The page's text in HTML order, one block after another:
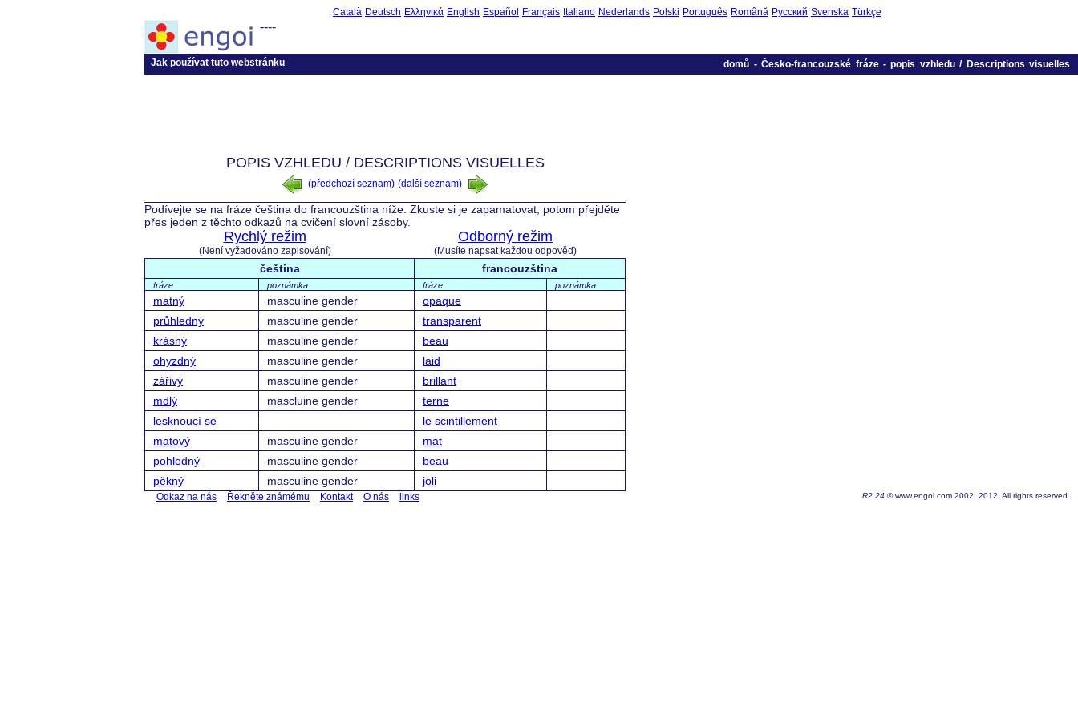
Català Deutsch Ελληνικά English Español Français Italiano Nederlands Polski Português Română Русский Svenska Türkçe
----
Jak používat tuto webstránku domů -Česko-francouzské fráze-popis vzhledu / Descriptions visuelles
POPIS VZHLEDU / DESCRIPTIONS VISUELLES
(předchozí seznam) (další seznam)
Podívejte se na fráze čeština do francouzština níže. Zkuste si je zapamatovat, potom přejděte
přes jeden z těchto odkazů na cvičení slovní zásoby.
Rychlý režim
(Není vyžadováno zapisování)
Odborný režim
(Musíte napsat každou odpověď)
čeština francouzština
fráze poznámka fráze poznámka
matný masculine gender
opaque
průhledný
masculine gender
transparent
krásný
masculine gender
beau
ohyzdný
masculine gender
laid
zářivý
masculine gender
brillant
mdlý
mascluine gender
terne
lesknoucí se
le scintillement
matový
masculine gender
mat
pohledný
masculine gender
beau
pěkný
masculine gender joli
Odkaz na nás Řekněte známému Kontakt O nás links R2.24 © www.engoi.com 2002, 2012. All rights reserved.